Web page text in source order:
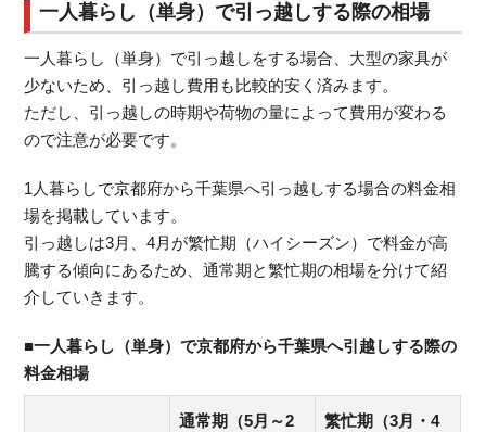
一人暮らし（単身）で引っ越しする際の相場
一人暮らし（単身）で引っ越しをする場合、大型の家具が
少ないため、引っ越し費用も比較的安く済みます。
ただし、引っ越しの時期や荷物の量によって費用が変わる
ので注意が必要です。
1人暮らしで京都府から千葉県へ引っ越しする場合の料金相
場を掲載しています。
引っ越しは3月、4月が繁忙期（ハイシーズン）で料金が高
騰する傾向にあるため、通常期と繁忙期の相場を分けて紹
介していきます。
■一人暮らし（単身）で京都府から千葉県へ引越しする際の
料金相場
通常期（5月～2
繁忙期（3月・4